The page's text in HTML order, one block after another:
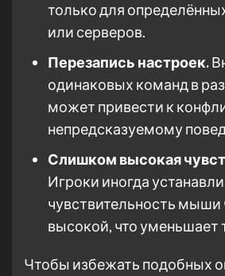
только для
или серверов.
Перезапись настроек.
одинаковых команд в
может привести к
непредсказуемому
Слишком высокая
Игроки иногда
чувствительность мыши
высокой, что уменьшает
Чтобы избежать подобных